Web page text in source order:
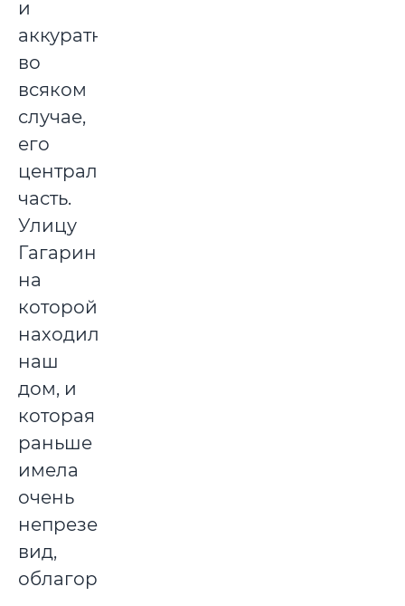
и
аккуратно,
во
всяком
случае,
его
центральная
часть.
Улицу
Гагарина,
на
которой
находился
наш
дом, и
которая
раньше
имела
очень
непрезентабельный
вид,
облагородили.